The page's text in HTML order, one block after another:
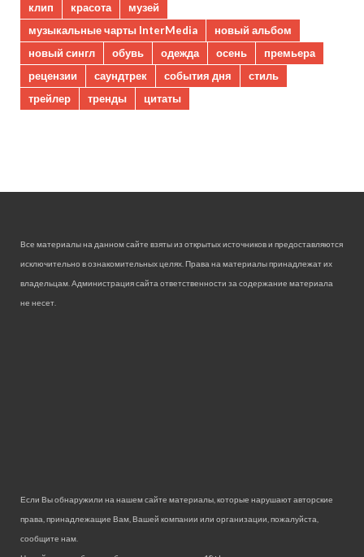
клип
красота
музей
музыкальные чарты InterMedia
новый альбом
новый сингл
обувь одежда осень
премьера
рецензии
саундтрек события дня
стиль
трейлер
тренды цитаты
Все материалы на данном сайте взяты из открытых источников и предоставляются
исключительно в ознакомительных целях. Права на материалы принадлежат их
владельцам. Администрация сайта ответственности за содержание материала
не несет.
Если Вы обнаружили на нашем сайте материалы, которые нарушают авторские
права, принадлежащие Вам, Вашей компании или организации, пожалуйста,
сообщите нам.